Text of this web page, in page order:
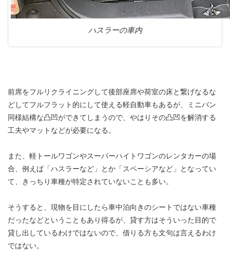
ハスラーの車内
前席をフルリクライニングして後部座席や荷室の床と繋げなるな
どしてフルフラット的にして使える軽自動車もあるが、ミニバン
同様結構な凸凹ができてしまうので、やはりその凸凹を解消する
工夫やマットなどが必要になる。
また、軽トールワゴンやスーパーハイトワゴンのレンタカーの場
合、例えば「ハスラーなど」とか「スペーシアなど」となってい
て、きっちり車種が特定されていないことも多い。
そうすると、現物を目にしたら車中泊向きのシートではない車種
だったなどということもあり得るが、貸す方はそういった目的で
貸し出しているわけではないので、借りる方も文句は言えるわけ
ではない。